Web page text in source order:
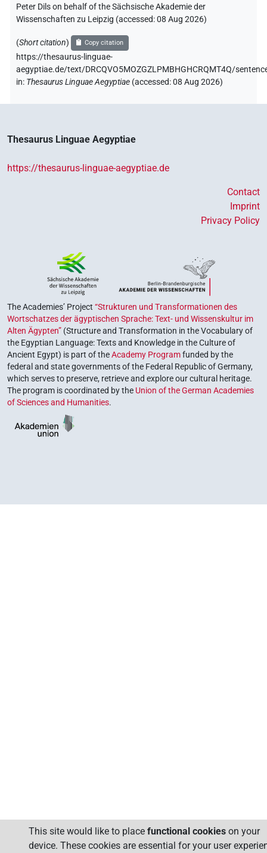
Peter Dils on behalf of the Sächsische Akademie der
Wissenschaften zu Leipzig (accessed:08 Aug 2026)
(Short citation) Copy citation
https://thesaurus-linguae-
aegyptiae.de/text/DRCQVO5MOZGZLPMBHGHCRQMT4Q/
in: Thesaurus Linguae Aegyptiae (accessed:08 Aug 2026)
Thesaurus Linguae Aegyptiae
https://thesaurus-linguae-aegyptiae.de
Contact
Imprint
Privacy Policy
The Academies’ Project “Strukturen und Transformationen des
Wortschatzes der ägyptischen Sprache: Text- und Wissenskultur im
Alten Ägypten” (Structure and Transformation in the Vocabulary of
the Egyptian Language: Texts and Knowledge in the Culture of
Ancient Egypt) is part of theAcademy Programfunded by the
federal and state governments of the Federal Republic of Germany,
which serves to preserve, retrieve and explore our cultural heritage.
The program is coordinated by the Union of the German Academies
of Sciences and Humanities.
This site would like to place functional cookies on your
device. These cookies are essential for your user